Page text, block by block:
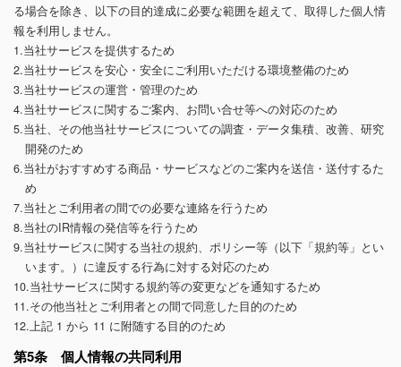
る場合を除き、以下の目的達成に必要な範囲を超えて、取得した個人情
報を利用しません。
1.当社サービスを提供するため
2.当社サービスを安心・安全にご利用いただける環境整備のため
3.当社サービスの運営・管理のため
4.当社サービスに関するご案内、お問い合せ等への対応のため
5.当社、その他当社サービスについての調査・データ集積、改善、研究
開発のため
6.当社がおすすめする商品・サービスなどのご案内を送信・送付するた
め
7.当社とご利用者の間での必要な連絡を行うため
8.当社のIR情報の発信等を行うため
9.当社サービスに関する当社の規約、ポリシー等（以下「規約等」とい
います。）に違反する行為に対する対応のため
10.当社サービスに関する規約等の変更などを通知するため
11.その他当社とご利用者との間で同意した目的のため
12.上記 1 から 11 に附随する目的のため
第5条 個人情報の共同利用